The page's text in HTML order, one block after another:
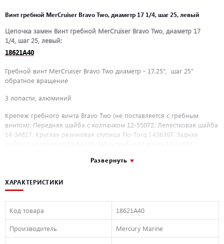
Винт гребной MerCruiser Bravo Two, диаметр 17 1/4, шаг 25, левый
Цепочка замен Винт гребной MerCruiser Bravo Two, диаметр 17
1/4, шаг 25, левый:
18621A40
Гребной винт MerCruiser Bravo Two диаметр - 17.25", шаг 25"
обратное вращение
3 лопасти, алюминий
Крепеж гребного винта Bravo Two (не поставляется с гребным
винтом): Передняя шайба с колпачком 12-55072. Лепестковая шайба
14-34817. Круглая резиновая ступица Flo-Torq I 43636T. Задняя
детали.
Гребной винт MerCruiser Bravo Two 17.25" X 25" (шаг 25") обратное
вращение
– оригинальная запасная часть Mercury/Mercruiser.
Страна производства США. Заводской номер запчасти 18621A40. Все
Развернуть
ХАРАКТЕРИСТИКИ
Код товара 18621A40
Производитель Mercury Marine